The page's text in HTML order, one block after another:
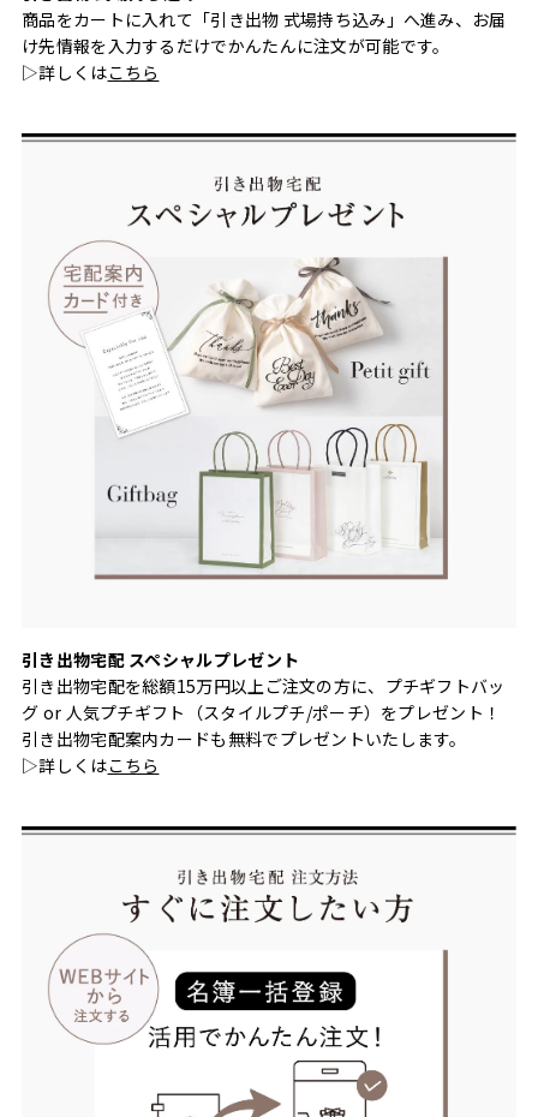
商品をカートに入れて「引き出物 式場持ち込み」へ進み、お届
け先情報を入力するだけでかんたんに注文が可能です。
▷詳しくはこちら
引き出物宅配 スペシャルプレゼント
引き出物宅配を総額15万円以上ご注文の方に、プチギフトバッ
グ or 人気プチギフト（スタイルプチ/ポーチ）をプレゼント！
引き出物宅配案内カードも無料でプレゼントいたします。
▷詳しくはこちら